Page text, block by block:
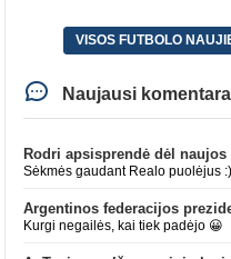
VISOS FUTBOLO
Naujausi
Sėkmės gaudant Realo puolėjus :)
Kurgi negailės, kai tiek padėjo 😀